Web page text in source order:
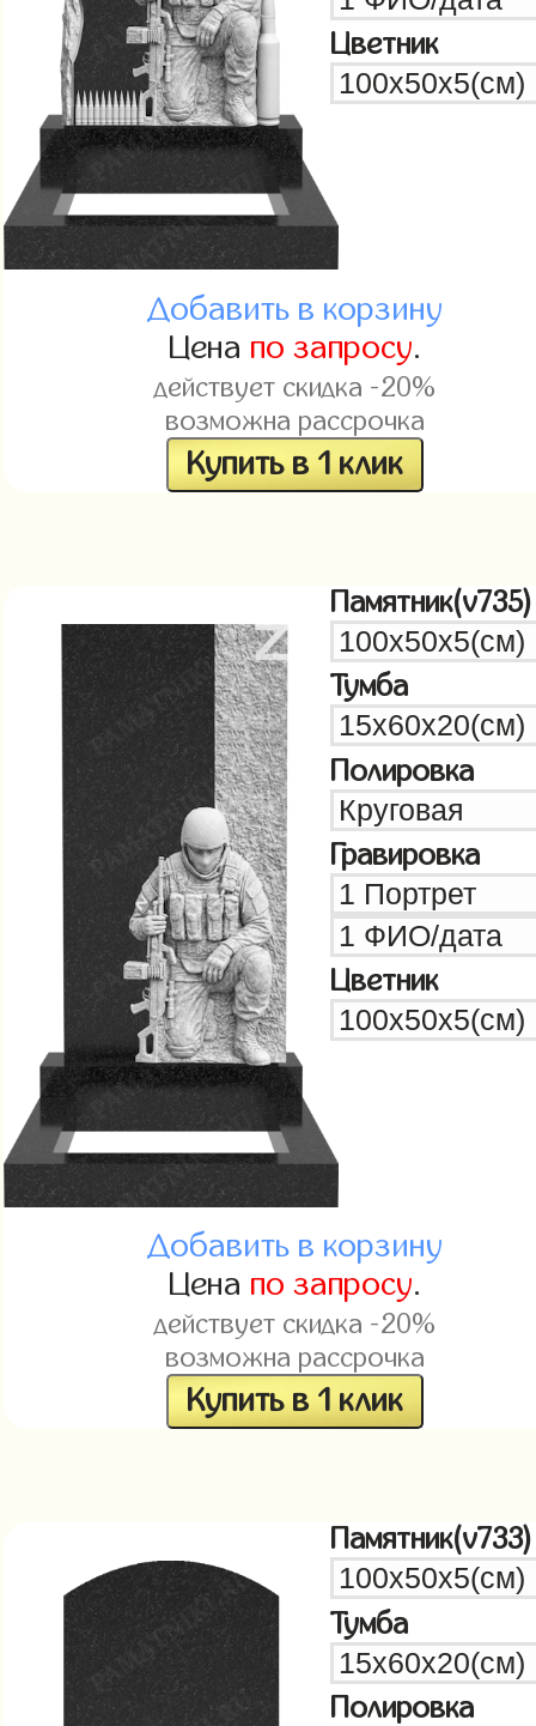
Цветник
Добавить в корзину
Цена по запросу.
действует скидка -20%
возможна рассрочка
Купить в 1 клик
Памятник(v735)
Тумба
Полировка
Гравировка
Цветник
Добавить в корзину
Цена по запросу.
действует скидка -20%
возможна рассрочка
Купить в 1 клик
Памятник(v733)
Тумба
Полировка